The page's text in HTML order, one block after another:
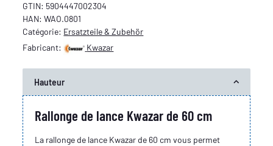
GTIN: 5904447002304
HAN: WAO.0801
Catégorie: Ersatzteile & Zubehör
Fabricant:
Kwazar
Hauteur
Rallonge de lance Kwazar de 60 cm
La rallonge de lance Kwazar de 60 cm vous permet